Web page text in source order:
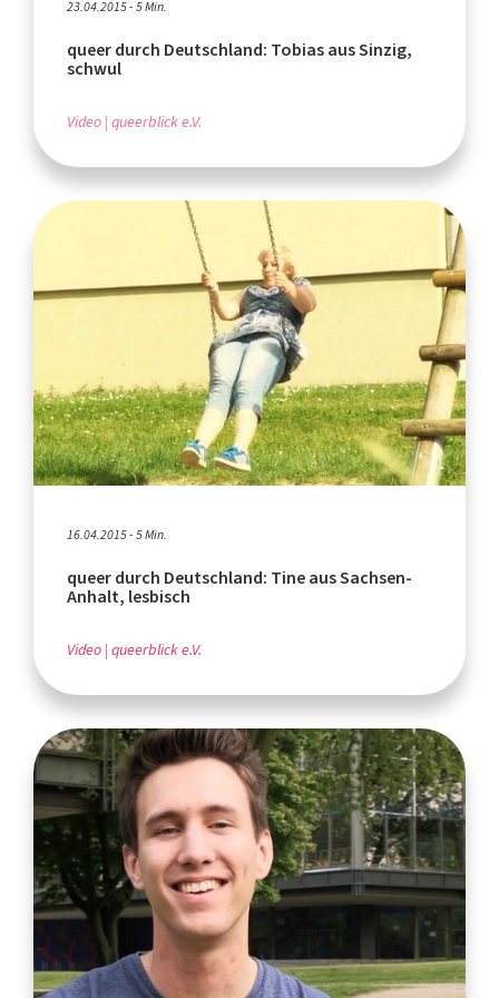
23.04.2015 - 5 Min.
queer durch Deutschland: Tobias aus Sinzig,
schwul
Video queerblick e.V.
16.04.2015 - 5 Min.
queer durch Deutschland: Tine aus Sachsen-
Anhalt, lesbisch
Video queerblick e.V.